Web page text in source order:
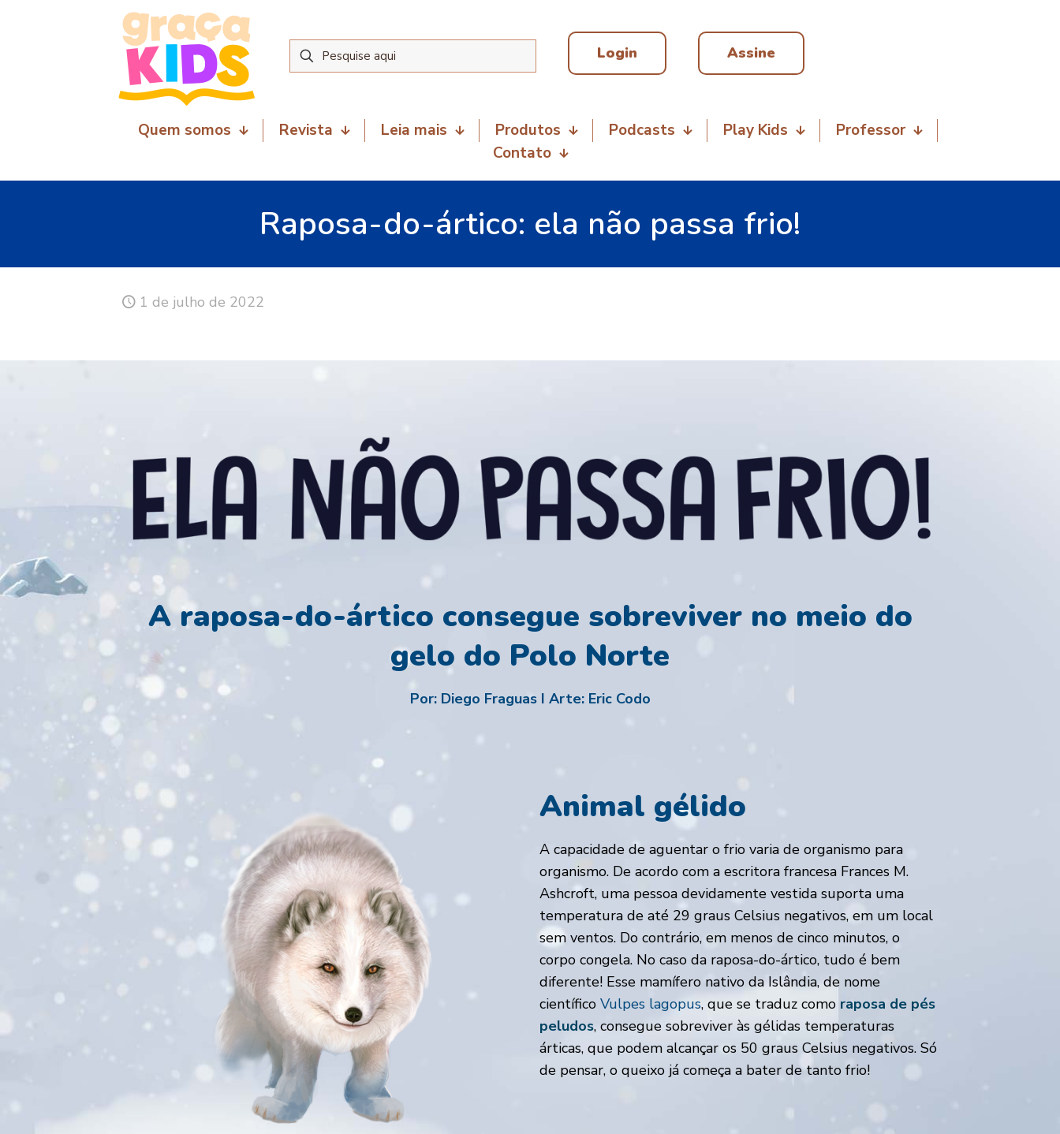
Login Assine
Quem somos Revista Leia mais Produtos Podcasts Play Kids
Professor
Contato
Raposa-do-ártico: ela não passa frio!
1 de julho de 2022
A raposa-do-ártico consegue sobreviver no meio do
gelo do Polo Norte
Por: Diego Fraguas I Arte: Eric Codo
Animal gélido
A capacidade de aguentar o frio varia de organismo para
organismo. De acordo com a escritora francesa Frances M.
Ashcroft, uma pessoa devidamente vestida suporta uma
temperatura de até 29 graus Celsius negativos, em um local
sem ventos. Do contrário, em menos de cinco minutos, o
corpo congela. No caso da raposa-do-ártico, tudo é bem
diferente! Esse mamífero nativo da Islândia, de nome
científico Vulpes lagopus, que se traduz como raposa de pés
peludos, consegue sobreviver às gélidas temperaturas
árticas, que podem alcançar os 50 graus Celsius negativos. Só
de pensar, o queixo já começa a bater de tanto frio!